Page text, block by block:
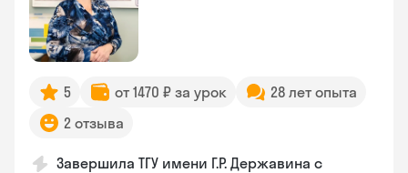
5 от 1470 ₽ за урок
28 лет опыта
2 отзыва
Завершила ТГУ имени Г.Р. Державина с